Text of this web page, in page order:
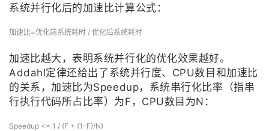
系统并行化后的加速比计算公式：
加速比=优化前系统耗时 / 优化后系统耗时
加速比越大，表明系统并行化的优化效果越好。
Addahl定律还给出了系统并行度、CPU数目和加速比
的关系，加速比为Speedup，系统串行化比率（指串
行执行代码所占比率）为F，CPU数目为N：
Speedup <= 1 / (F + (1-F)/N)